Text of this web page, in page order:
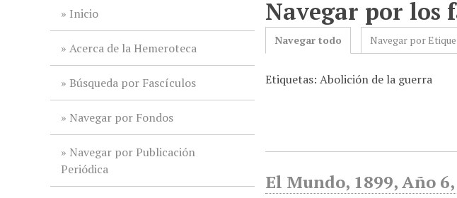
Inicio
Acerca de la Hemeroteca
Búsqueda por Fascículos
Navegar por Fondos
Navegar por Publicación
Periódica
Navegar por los
Navegar todo Navegar por
Etiquetas: Abolición de la guerra
El Mundo, 1899, Año